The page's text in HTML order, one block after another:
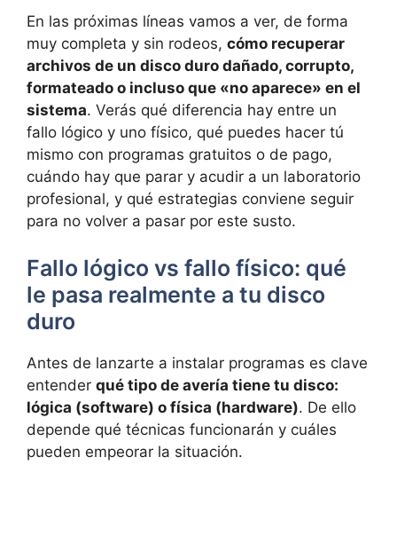
En las próximas líneas vamos a ver, de forma
muy completa y sin rodeos, cómo recuperar
archivos de un disco duro dañado, corrupto,
formateado o incluso que «no aparece» en el
sistema. Verás qué diferencia hay entre un
fallo lógico y uno físico, qué puedes hacer tú
mismo con programas gratuitos o de pago,
cuándo hay que parar y acudir a un laboratorio
profesional, y qué estrategias conviene seguir
para no volver a pasar por este susto.
Fallo lógico vs fallo físico: qué
le pasa realmente a tu disco
duro
Antes de lanzarte a instalar programas es clave
entender qué tipo de avería tiene tu disco:
lógica (software) o física (hardware). De ello
depende qué técnicas funcionarán y cuáles
pueden empeorar la situación.